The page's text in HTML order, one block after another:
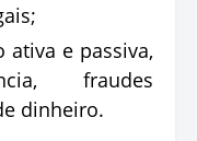
ativa e passiva,
fraudes
dinheiro.